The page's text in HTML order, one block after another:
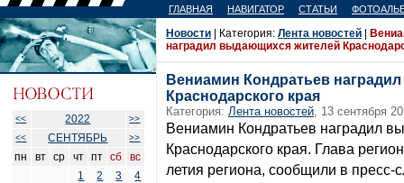
ГЛАВНАЯ НАВИГАТОР СТАТЬИ
<< 2022
>>
<<
СЕНТЯБРЬ >>
пн вт ср чт пт сб
вс
1
2 3
4
Новости | Категория: Лента новостей
наградил выдающихся жителей
Вениамин Кондратьев
Краснодарского края
Категория: Лента новостей, 13 сентября
Вениамин Кондратьев наградил
Краснодарского края. Глава
летия региона, сообщили в